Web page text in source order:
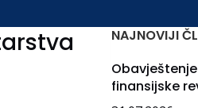
NAJNOVIJI
finansijske